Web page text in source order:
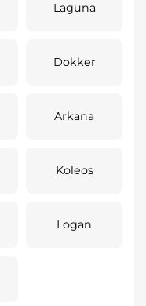
Laguna
Dokker
Arkana
Koleos
Logan